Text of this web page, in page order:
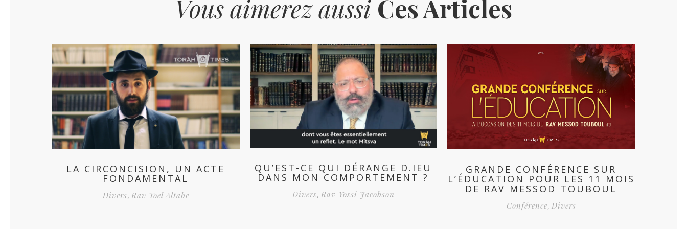
Vous aimerez aussi Ces Articles
LA CIRCONCISION, UN ACTE
FONDAMENTAL
Divers, Rav Yoel Altabe
QU’EST-CE QUI DÉRANGE D.IEU
DANS MON COMPORTEMENT ?
Divers, Rav Yossi Jacobson
GRANDE CONFÉRENCE SUR
L’ÉDUCATION POUR LES 11 MOIS
DE RAV MESSOD TOUBOUL
Conférence, Divers